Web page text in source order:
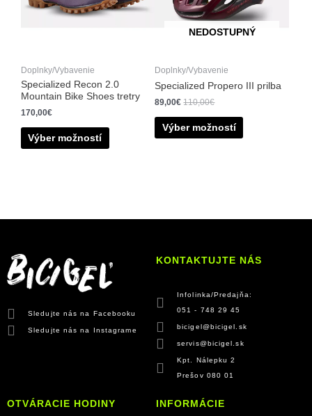
Doplnky/Vybavenie
Specialized Recon 2.0
Mountain Bike Shoes tretry
170,00€
Výber možností
Možnosti
stránke
produktu.
NEDOSTUPNÝ
Doplnky/Vybavenie
Specialized Propero III prilba
89,00€ 110,00€
Výber možností
Možnosti
si
môžete
stránke
Sledujte nás na Facebooku
Sledujte nás na Instagrame
KONTAKTUJTE NÁS
Infolinka/Predajňa:
051 - 748 29 45
bicigel@bicigel.sk
servis@bicigel.sk
Kpt. Nálepku 2
Prešov 080 01
OTVÁRACIE HODINY INFORMÁCIE